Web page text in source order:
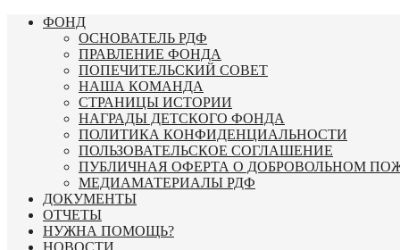
Перейти
содержимому
ФОНД
ОСНОВАТЕЛЬ РДФ
ПРАВЛЕНИЕ ФОНДА
ПОПЕЧИТЕЛЬСКИЙ СОВЕТ
НАША КОМАНДА
СТРАНИЦЫ ИСТОРИИ
НАГРАДЫ ДЕТСКОГО ФОНДА
ПОЛИТИКА КОНФИДЕНЦИАЛЬНОСТИ
ПОЛЬЗОВАТЕЛЬСКОЕ СОГЛАШЕНИЕ
ПУБЛИЧНАЯ ОФЕРТА О ДОБРОВОЛЬНОМ
МЕДИАМАТЕРИАЛЫ РДФ
ДОКУМЕНТЫ
ОТЧЕТЫ
НУЖНА ПОМОЩЬ?
НОВОСТИ